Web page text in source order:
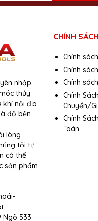
Hiệu
nhập
thủy
khí nội địa
độ bền
lòng
tôi tự
có thể
sản phẩm
Ngõ 533
CHÍNH SÁCH
Chính
Chính
Chính
Chính
Chuyển/
Chính
Toán